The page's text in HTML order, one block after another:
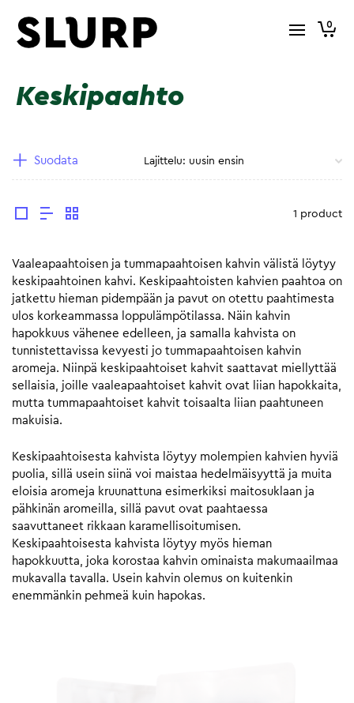
0
Keskipaahto
Suodata
1 product
Vaaleapaahtoisen ja tummapaahtoisen kahvin välistä löytyy
keskipaahtoinen kahvi. Keskipaahtoisten kahvien paahtoa on
jatkettu hieman pidempään ja pavut on otettu paahtimesta
ulos korkeammassa loppulämpötilassa. Näin kahvin
hapokkuus vähenee edelleen, ja samalla kahvista on
tunnistettavissa kevyesti jo tummapaahtoisen kahvin
aromeja. Niinpä keskipaahtoiset kahvit saattavat miellyttää
sellaisia, joille vaaleapaahtoiset kahvit ovat liian hapokkaita,
mutta tummapaahtoiset kahvit toisaalta liian paahtuneen
makuisia.
Keskipaahtoisesta kahvista löytyy molempien kahvien hyviä
puolia, sillä usein siinä voi maistaa hedelmäisyyttä ja muita
eloisia aromeja kruunattuna esimerkiksi maitosuklaan ja
pähkinän aromeilla, sillä pavut ovat paahtaessa
saavuttaneet rikkaan karamellisoitumisen.
Keskipaahtoisesta kahvista löytyy myös hieman
hapokkuutta, joka korostaa kahvin ominaista makumaailmaa
mukavalla tavalla. Usein kahvin olemus on kuitenkin
enemmänkin pehmeä kuin hapokas.